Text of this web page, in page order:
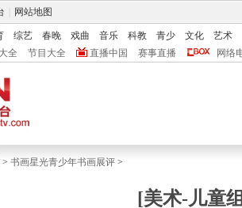
网站地图
综艺 春晚 戏曲 音乐 科教 青少 文化
艺术
全 节目大全 直播中国 赛事直播 网络
> 书画星光青少年书画展评 >
[美术-儿童